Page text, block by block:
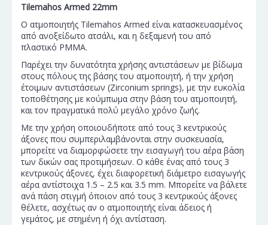
Tilemahos Armed 22mm
Ο ατμοποιητής Tilemahos Armed είναι κατασκευασμένος
από ανοξείδωτο ατσάλι, και η δεξαμενή του από
πλαστικό PMMA.
Παρέχει την δυνατότητα χρήσης αντιστάσεων με βίδωμα
στους πόλους της βάσης του ατμοποιητή, ή την χρήση
έτοιμων αντιστάσεων (Zirconium springs), με την ευκολία
τοποθέτησης με κούμπωμα στην βάση του ατμοποιητή,
και τον πραγματικά πολύ μεγάλο χρόνο ζωής.
Με την χρήση οποιουδήποτε από τους 3 κεντρικούς
άξονες που συμπεριλαμβάνονται στην συσκευασία,
μπορείτε να διαμορφώσετε την εισαγωγή του αέρα βάση
των δικών σας προτιμήσεων. Ο κάθε ένας από τους 3
κεντρικούς άξονες, έχει διαφορετική διάμετρο εισαγωγής
αέρα αντίστοιχα 1.5 – 2.5 και 3.5 mm. Μπορείτε να βάλετε
ανά πάση στιγμή όποιον από τους 3 κεντρικούς άξονες
θέλετε, ασχέτως αν ο ατμοποιητής είναι άδειος ή
γεμάτος, με στημένη ή όχι αντίσταση.